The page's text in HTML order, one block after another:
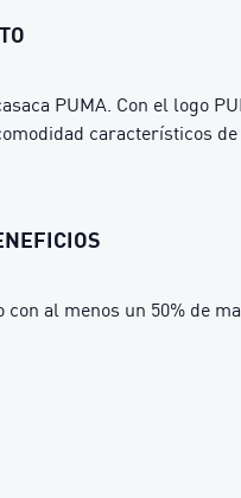
PUMA. Con el logo
característicos de
con al menos un 50% de